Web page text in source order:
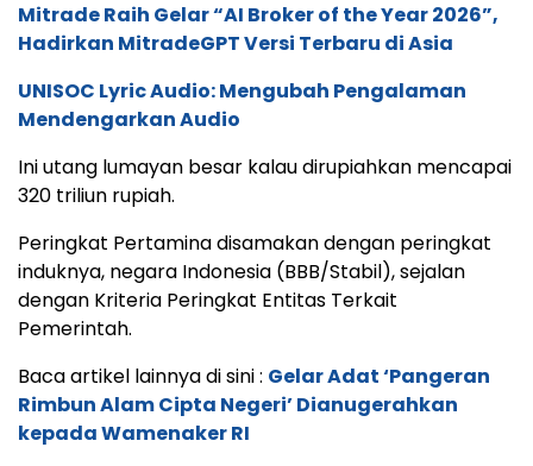
Mitrade Raih Gelar “AI Broker of the Year 2026”,
Hadirkan MitradeGPT Versi Terbaru di Asia
UNISOC Lyric Audio: Mengubah Pengalaman
Mendengarkan Audio
Ini utang lumayan besar kalau dirupiahkan mencapai
320 triliun rupiah.
Peringkat Pertamina disamakan dengan peringkat
induknya, negara Indonesia (BBB/Stabil), sejalan
dengan Kriteria Peringkat Entitas Terkait
Pemerintah.
Baca artikel lainnya di sini : Gelar Adat ‘Pangeran
Rimbun Alam Cipta Negeri’ Dianugerahkan
kepada Wamenaker RI